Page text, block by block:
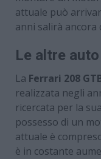
attuale può
anni salirà ancora
Le altre auto
La Ferrari 208
realizzata negli
ricercata per la
possesso di un
attuale è
è in costante